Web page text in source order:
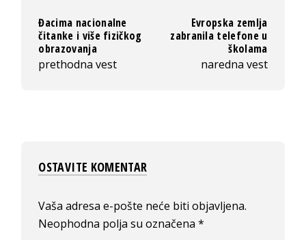
Đacima nacionalne
čitanke i više fizičkog
obrazovanja
prethodna vest
Evropska zemlja
zabranila telefone u
školama
naredna vest
OSTAVITE KOMENTAR
Vaša adresa e-pošte neće biti objavljena.
Neophodna polja su označena*